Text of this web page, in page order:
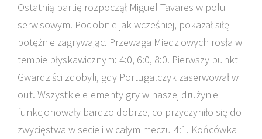
Ostatnią partię rozpoczął Miguel Tavares w polu
serwisowym. Podobnie jak wcześniej, pokazał siłę
potężnie zagrywając. Przewaga Miedziowych rosła w
tempie błyskawicznym: 4:0, 6:0, 8:0. Pierwszy punkt
Gwardziści zdobyli, gdy Portugalczyk zaserwował w
out. Wszystkie elementy gry w naszej drużynie
funkcjonowały bardzo dobrze, co przyczyniło się do
zwycięstwa w secie i w całym meczu 4:1. Końcówka